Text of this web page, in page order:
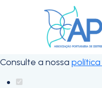
Defina as suas
Este website utiliza
funcionalidades.
Consulte a nossa